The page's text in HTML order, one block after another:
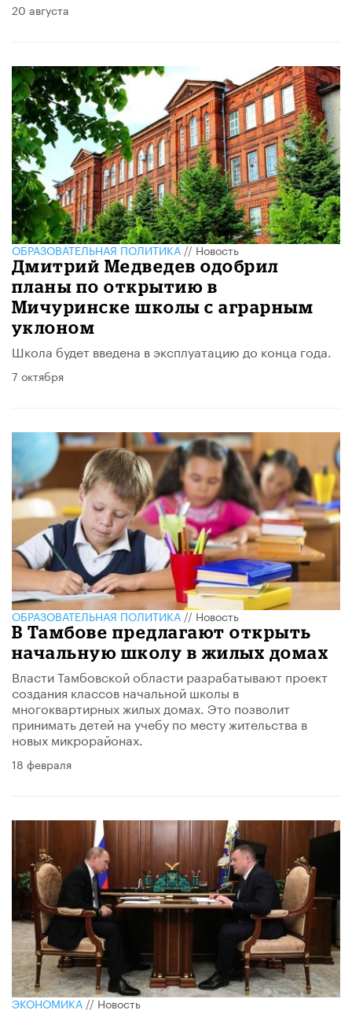
20 августа
ОБРАЗОВАТЕЛЬНАЯ ПОЛИТИКА//Новость
Дмитрий Медведев одобрил
планы по открытию в
Мичуринске школы с аграрным
уклоном
Школа будет введена в эксплуатацию до конца года.
7 октября
ОБРАЗОВАТЕЛЬНАЯ ПОЛИТИКА//Новость
В Тамбове предлагают открыть
начальную школу в жилых домах
Власти Тамбовской области разрабатывают проект
создания классов начальной школы в
многоквартирных жилых домах. Это позволит
принимать детей на учебу по месту жительства в
новых микрорайонах.
18 февраля
ЭКОНОМИКА//Новость